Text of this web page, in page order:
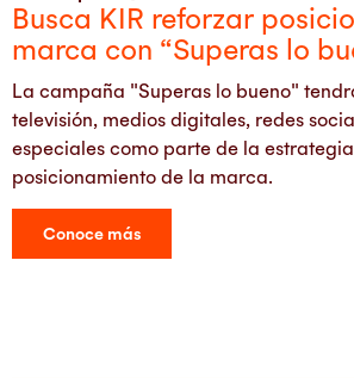
Busca KIR reforzar
marca con “Superas lo
La campaña "Superas lo bueno"
televisión, medios digitales, redes
especiales como parte de la
posicionamiento de la marca.
Conoce más